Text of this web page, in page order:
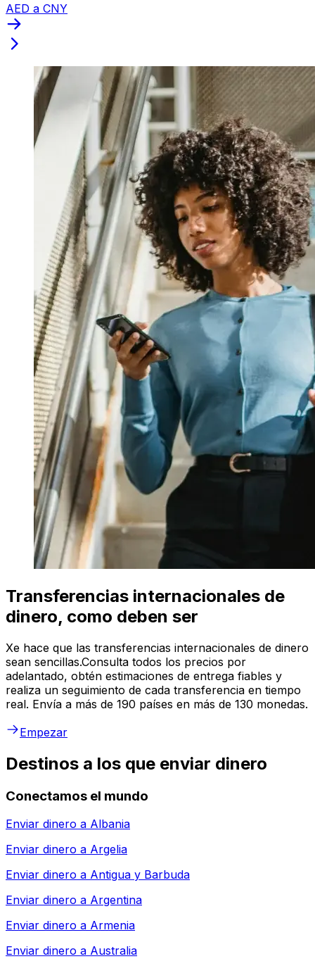
AED a CNY
Transferencias internacionales de
dinero, como deben ser
Xe hace que las transferencias internacionales de dinero
sean sencillas.Consulta todos los precios por
adelantado, obtén estimaciones de entrega fiables y
realiza un seguimiento de cada transferencia en tiempo
real. Envía a más de 190 países en más de 130 monedas.
Empezar
Destinos a los que enviar dinero
Conectamos el mundo
Enviar dinero a Albania
Enviar dinero a Argelia
Enviar dinero a Antigua y Barbuda
Enviar dinero a Argentina
Enviar dinero a Armenia
Enviar dinero a Australia